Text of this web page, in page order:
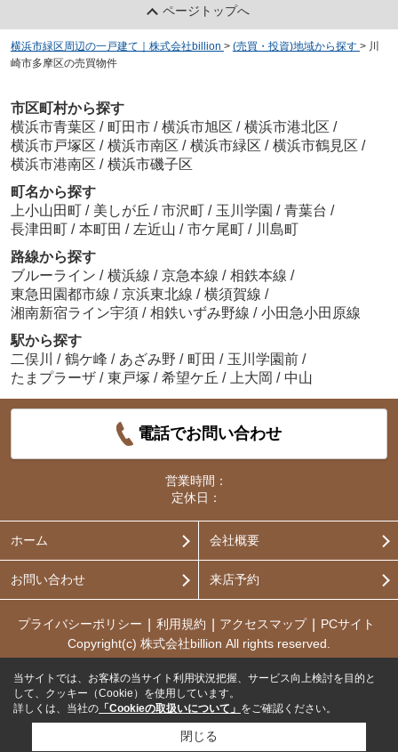
ページトップへ
横浜市緑区周辺の一戸建て｜株式会社billion > (売買・投資)地域から探す > 川
崎市多摩区の売買物件
市区町村から探す
横浜市青葉区 / 町田市 / 横浜市旭区 / 横浜市港北区 /
横浜市戸塚区 / 横浜市南区 / 横浜市緑区 / 横浜市鶴見区 /
横浜市港南区 / 横浜市磯子区
町名から探す
上小山田町 / 美しが丘 / 市沢町 / 玉川学園 / 青葉台 /
長津田町 / 本町田 / 左近山 / 市ケ尾町 / 川島町
路線から探す
ブルーライン / 横浜線 / 京急本線 / 相鉄本線 /
東急田園都市線 / 京浜東北線 / 横須賀線 /
湘南新宿ライン宇須 / 相鉄いずみ野線 / 小田急小田原線
駅から探す
二俣川
/ 鶴ケ峰 / あざみ野 / 町田 / 玉川学園前 /
たまプラーザ / 東戸塚 / 希望ケ丘 / 上大岡 / 中山
電話でお問い合わせ
営業時間：
定休日：
ホーム 会社概要
お問い合わせ 来店予約
プライバシーポリシー 利用規約 アクセスマップ
PCサイト
Copyright(c) 株式会社billion All rights reserved.
当サイトでは、お客様の当サイト利用状況把握、サービス向上検討を目的と
して、クッキー（Cookie）を使用しています。
詳しくは、当社の 「Cookieの取扱いについて」 をご確認ください。
閉じる